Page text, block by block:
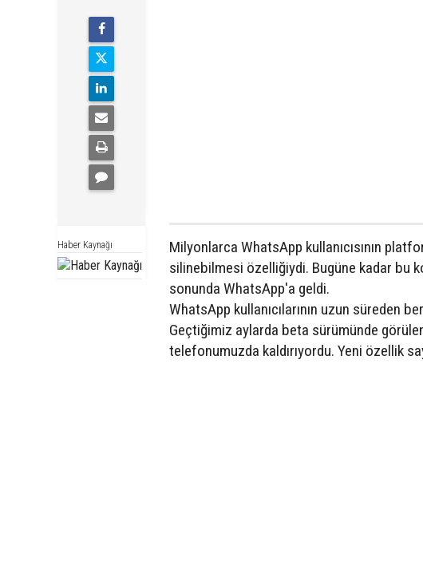
Haber Kaynağı
Milyonlarca WhatsApp kullanıcısının
silinebilmesi özelliğiydi. Bugüne kadar bu
sonunda WhatsApp'a geldi.
WhatsApp kullanıcılarının uzun süreden
Geçtiğimiz aylarda beta sürümünde
telefonumuzda kaldırıyordu. Yeni özellik